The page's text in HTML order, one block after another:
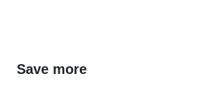
Save more